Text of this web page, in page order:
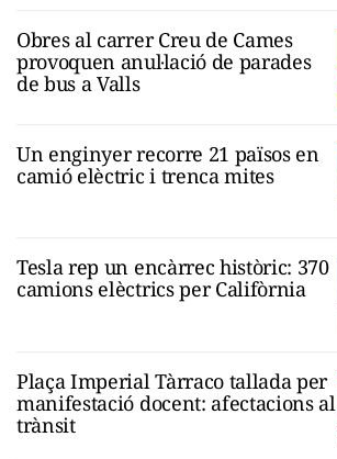
Obres al carrer Creu de Cames
provoquen anul·lació de parades
de bus a Valls
Un enginyer recorre 21 països en
camió elèctric i trenca mites
Tesla rep un encàrrec històric: 370
camions elèctrics per Califòrnia
Plaça Imperial Tàrraco tallada per
manifestació docent: afectacions al
trànsit